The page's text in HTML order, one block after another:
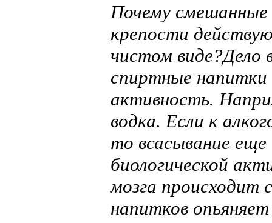
Почему смешанные
крепости
чистом виде?Дело
спиртные
активность.
водка. Если к
то всасывание еще
биологической
мозга происходит
напитков